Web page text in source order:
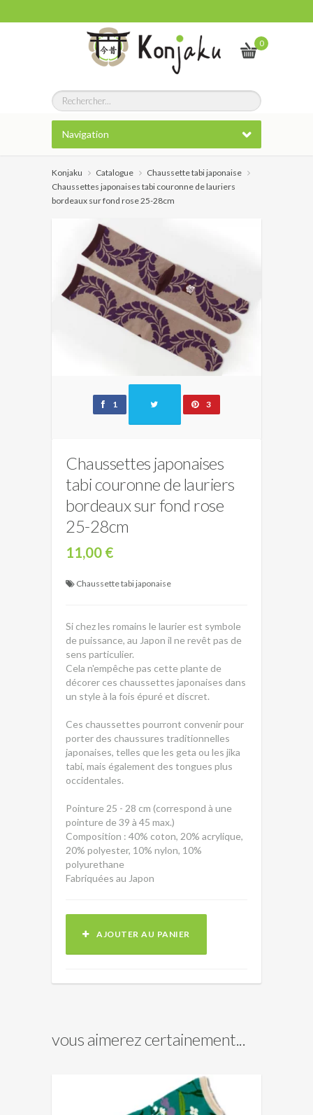
0
Navigation
Konjaku Catalogue
Chaussette tabi japonaise
Chaussettes japonaises tabi couronne de lauriers
bordeaux sur fond rose 25-28cm
1 3
Chaussettes japonaises
tabi couronne de lauriers
bordeaux sur fond rose
25-28cm
11,00 €
Chaussette tabi japonaise
Si chez les romains le laurier est symbole
de puissance, au Japon il ne revêt pas de
sens particulier.
Cela n'empêche pas cette plante de
décorer ces chaussettes japonaises dans
un style à la fois épuré et discret.
Ces chaussettes pourront convenir pour
porter des chaussures traditionnelles
japonaises, telles que les geta ou les jika
tabi, mais également des tongues plus
occidentales.
Pointure 25 - 28 cm (correspond à une
pointure de 39 à 45 max.)
Composition : 40% coton, 20% acrylique,
20% polyester, 10% nylon, 10%
polyurethane
Fabriquées au Japon
AJOUTER AU PANIER
vous aimerez certainement...